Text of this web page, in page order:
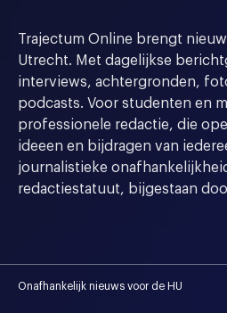
Trajectum Online brengt
Utrecht. Met dagelijkse
interviews, achtergronden,
podcasts. Voor studenten en
professionele redactie, die
ideeen en bijdragen van
journalistieke
redactiestatuut, bijgestaan
Onafhankelijk nieuws voor de HU